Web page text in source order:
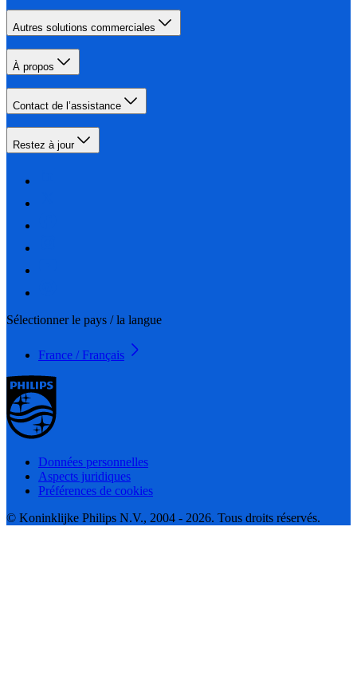
Autres solutions commerciales
À propos
Contact de l’assistance
Restez à jour
Sélectionner le pays / la langue
France / Français
Données personnelles
Aspects juridiques
Préférences de cookies
© Koninklijke Philips N.V., 2004 - 2026. Tous droits réservés.